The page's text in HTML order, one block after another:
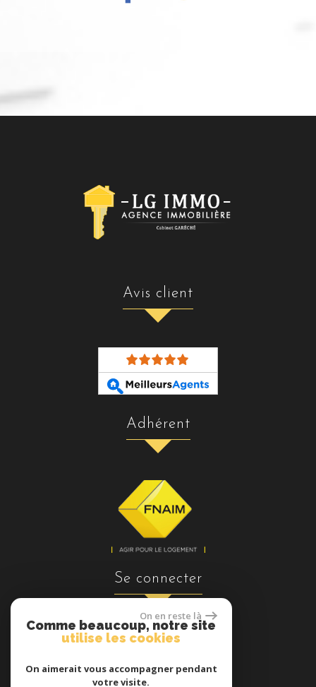
avis client
adhérent
se connecter
On en reste là
Comme beaucoup, notre site
utilise les cookies
On aimerait vous accompagner pendant
votre visite.